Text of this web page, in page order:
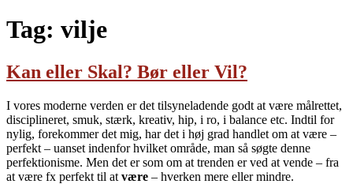
Tag: vilje
Kan eller Skal? Bør eller Vil?
I vores moderne verden er det tilsyneladende godt at være målrettet,
disciplineret, smuk, stærk, kreativ, hip, i ro, i balance etc. Indtil for
nylig, forekommer det mig, har det i høj grad handlet om at være –
perfekt – uanset indenfor hvilket område, man så søgte denne
perfektionisme. Men det er som om at trenden er ved at vende – fra
at være fx perfekt til at være – hverken mere eller mindre.